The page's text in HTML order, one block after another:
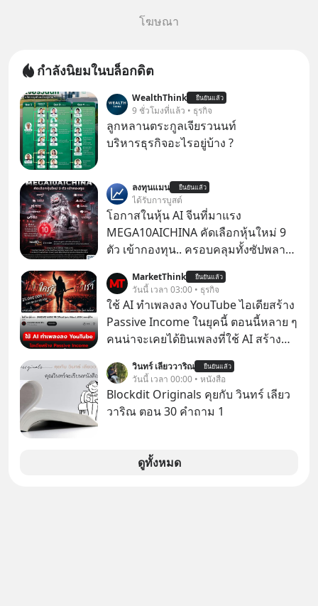
โฆษณา
กำลังนิยมในบล็อกดิต
WealthThink ยืนยันแล้ว
9 ชั่วโมงที่แล้ว • ธุรกิจ
ลูกหลานตระกูลเจียรวนนท์
บริหารธุรกิจอะไรอยู่บ้าง ?
ลงทุนแมน ยืนยันแล้ว
ได้รับการบูสต์
โอกาสในหุ้น AI จีนที่มาแรง
MEGA10AICHINA คัดเลือกหุ้นใหม่ 9
ตัว เข้ากองทุน.. ครอบคลุมทั้งซัปพลาย
โปรโมชัน ลด 50% ค่าธรรมเนียมซื้อ |
ยอด 2 ล้านบาทขึ้นไป ฟรีค่าธรรมเนียม
ซื้อ
MarketThink ยืนยันแล้ว
วันนี้ เวลา 03:00 • ธุรกิจ
ใช้ AI ทำเพลงลง YouTube ไอเดียสร้าง
Passive Income ในยุคนี้ ตอนนี้หลาย ๆ
คนน่าจะเคยได้ยินเพลงที่ใช้ AI สร้าง
รู้ตัวเรา” จากช่องชื่อว่า UNHEARD
MUSIC ที่ตอนนี้มียอดรับชมกว่า 26
ล้านครั้งแล้ว
วินทร์ เลียววาริณ ยืนยันแล้ว
วันนี้ เวลา 00:00 • หนังสือ
Blockdit Originals คุยกับ วินทร์ เลียว
วาริณ ตอน 30 คำถาม 1
ดูทั้งหมด